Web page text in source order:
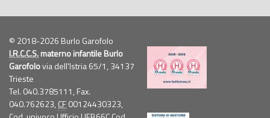
© 2018-2026 Burlo Garofolo
I.R.C.C.S.materno infantile Burlo
Garofolovia dell'Istria 65/1, 34137
Trieste
Tel. 040.3785111, Fax.
040.762623, CF00124430323,